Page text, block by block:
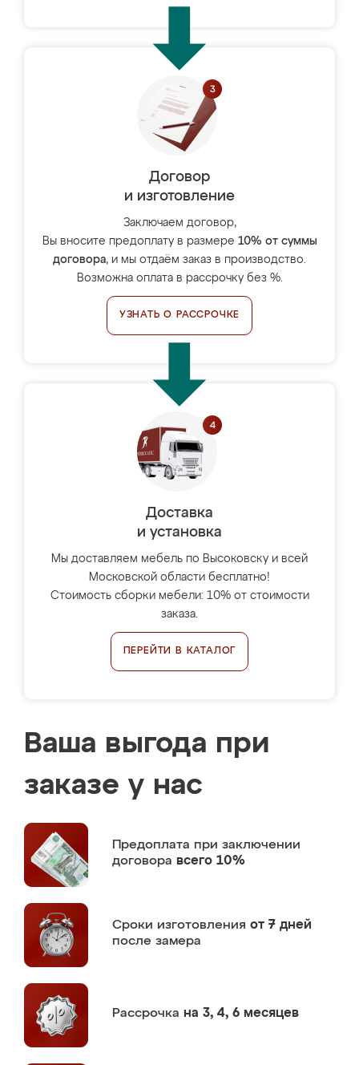
Договор
и изготовление
Заключаем договор,
Вы вносите предоплату в размере 10% от суммы
договора, и мы отдаём заказ в производство.
Возможна оплата в рассрочку без %.
УЗНАТЬ О РАССРОЧКЕ
Доставка
и установка
Мы доставляем мебель по Высоковску и всей
Московской области бесплатно!
Стоимость сборки мебели: 10% от стоимости
заказа.
ПЕРЕЙТИ В КАТАЛОГ
Ваша выгода при
заказе у нас
Предоплата при заключении
договора всего 10%
Сроки изготовления от 7 дней
после замера
Рассрочка на 3, 4, 6 месяцев